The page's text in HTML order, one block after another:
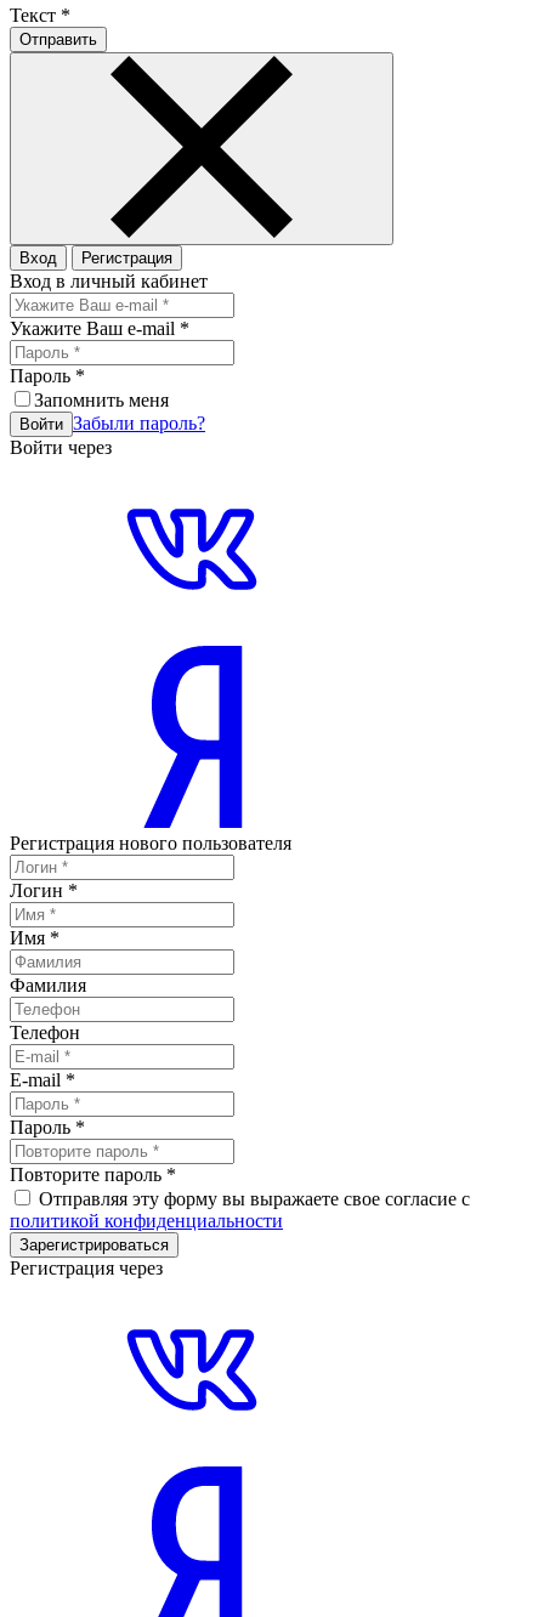
Текст *
Отправить
Вход Регистрация
Вход в личный кабинет
Укажите Ваш e-mail *
Пароль *
Запомнить меня
Войти Забыли пароль?
Войти через
Регистрация нового пользователя
Логин *
Имя *
Фамилия
Телефон
E-mail *
Пароль *
Повторите пароль *
Отправляя эту форму вы выражаете свое согласие с
политикой конфиденциальности
Зарегистрироваться
Регистрация через